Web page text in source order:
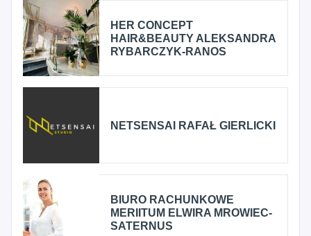
HER CONCEPT
HAIR&BEAUTY ALEKSANDRA
RYBARCZYK-RANOS
NETSENSAI RAFAŁ GIERLICKI
BIURO RACHUNKOWE
MERIITUM ELWIRA MROWIEC-
SATERNUS